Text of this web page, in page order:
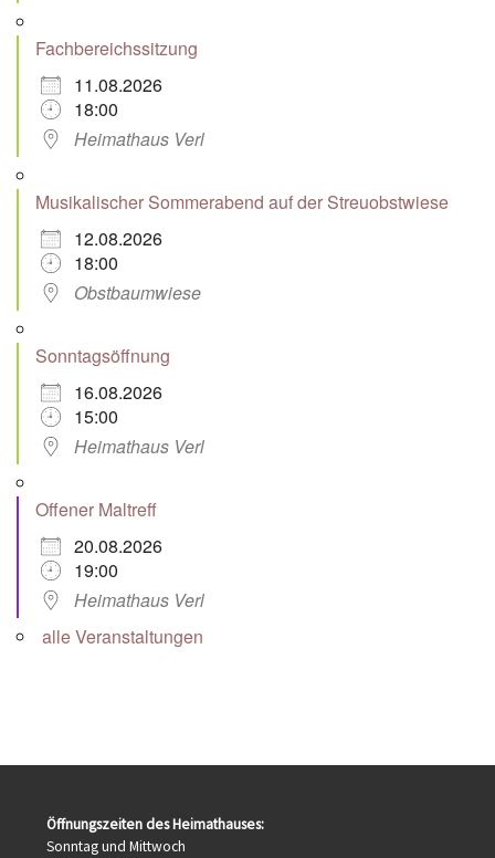
Fachbereichssitzung
11.08.2026
18:00
Heimathaus Verl
Musikalischer Sommerabend auf der Streuobstwiese
12.08.2026
18:00
Obstbaumwiese
Sonntagsöffnung
16.08.2026
15:00
Heimathaus Verl
Offener Maltreff
20.08.2026
19:00
Heimathaus Verl
alle Veranstaltungen
Öffnungszeiten des Heimathauses:
Sonntag und Mittwoch